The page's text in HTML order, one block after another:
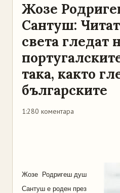
Жозе
Сантуш:
света гледат
така, както
българските
1:280 коментара
Жозе Родригеш душ
Сантуш е роден през